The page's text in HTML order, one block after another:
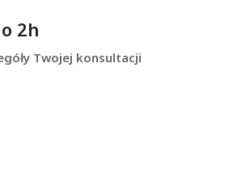
2h
Twojej konsultacji
Space
Ci odmienić Twoją
konsultację online (do 2